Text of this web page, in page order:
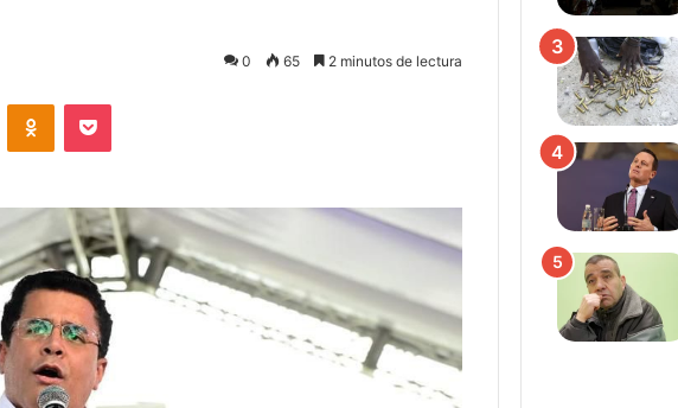
0 65 2 minutos de lectura